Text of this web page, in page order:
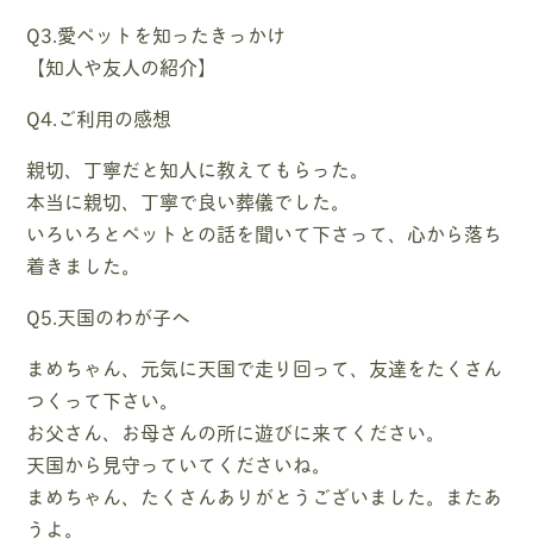
Q3.愛ペットを知ったきっかけ
【知人や友人の紹介】
Q4.ご利用の感想
親切、丁寧だと知人に教えてもらった。
本当に親切、丁寧で良い葬儀でした。
いろいろとペットとの話を聞いて下さって、心から落ち
着きました。
Q5.天国のわが子へ
まめちゃん、元気に天国で走り回って、友達をたくさん
つくって下さい。
お父さん、お母さんの所に遊びに来てください。
天国から見守っていてくださいね。
まめちゃん、たくさんありがとうございました。またあ
うよ。